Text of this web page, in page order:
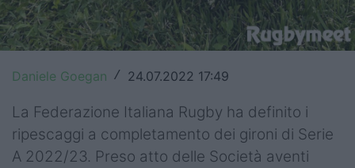
Premiership
Champions Cup
Challenge Cup
World Rugby
Rugby World Cup
Daniele Goegan / 24.07.2022 17:49
La Federazione Italiana Rugby ha definito i
ripescaggi a completamento dei gironi di Serie
A 2022/23. Preso atto delle Società aventi